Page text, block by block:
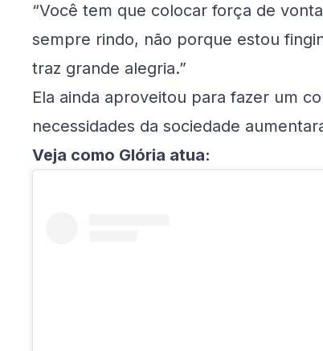
“Você tem que colocar força de
sempre rindo, não porque estou
traz grande alegria.”
Ela ainda aproveitou para fazer um
necessidades da sociedade
Veja como Glória atua: